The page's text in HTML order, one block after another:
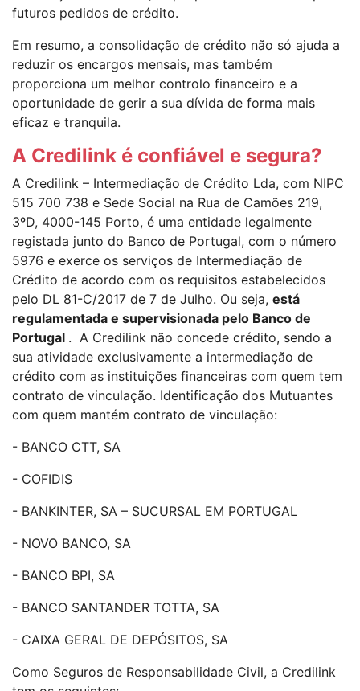
futuros pedidos de crédito.
Em resumo, a consolidação de crédito não só ajuda a
reduzir os encargos mensais, mas também
proporciona um melhor controlo financeiro e a
oportunidade de gerir a sua dívida de forma mais
eficaz e tranquila.
A Credilink é confiável e segura?
A Credilink – Intermediação de Crédito Lda, com NIPC
515 700 738 e Sede Social na Rua de Camões 219,
3ºD, 4000-145 Porto, é uma entidade legalmente
registada junto do Banco de Portugal, com o número
5976 e exerce os serviços de Intermediação de
Crédito de acordo com os requisitos estabelecidos
pelo DL 81-C/2017 de 7 de Julho. Ou seja, está
regulamentada e supervisionada pelo Banco de
Portugal . A Credilink não concede crédito, sendo a
sua atividade exclusivamente a intermediação de
crédito com as instituições financeiras com quem tem
contrato de vinculação. Identificação dos Mutuantes
com quem mantém contrato de vinculação:
- BANCO CTT, SA
- COFIDIS
- BANKINTER, SA – SUCURSAL EM PORTUGAL
- NOVO BANCO, SA
- BANCO BPI, SA
- BANCO SANTANDER TOTTA, SA
- CAIXA GERAL DE DEPÓSITOS, SA
Como Seguros de Responsabilidade Civil, a Credilink